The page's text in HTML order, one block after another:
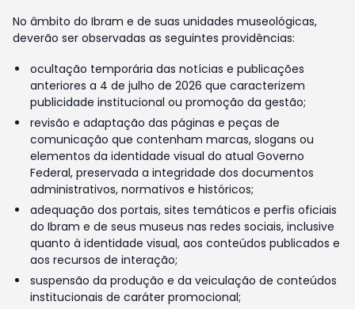
No âmbito do Ibram e de suas unidades museológicas,
deverão ser observadas as seguintes providências:
ocultação temporária das notícias e publicações
anteriores a 4 de julho de 2026 que caracterizem
publicidade institucional ou promoção da gestão;
revisão e adaptação das páginas e peças de
comunicação que contenham marcas, slogans ou
elementos da identidade visual do atual Governo
Federal, preservada a integridade dos documentos
administrativos, normativos e históricos;
adequação dos portais, sites temáticos e perfis oficiais
do Ibram e de seus museus nas redes sociais, inclusive
quanto à identidade visual, aos conteúdos publicados e
aos recursos de interação;
suspensão da produção e da veiculação de conteúdos
institucionais de caráter promocional;